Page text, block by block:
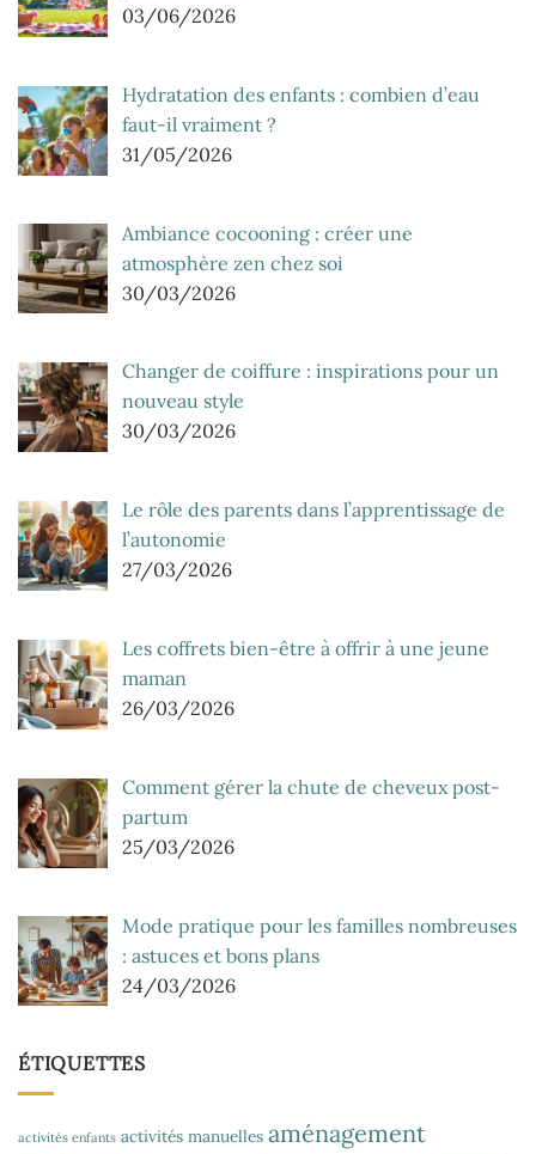
03/06/2026
Hydratation des enfants : combien d’eau
faut-il vraiment ?
31/05/2026
Ambiance cocooning : créer une
atmosphère zen chez soi
30/03/2026
Changer de coiffure : inspirations pour un
nouveau style
30/03/2026
Le rôle des parents dans l’apprentissage de
l’autonomie
27/03/2026
Les coffrets bien-être à offrir à une jeune
maman
26/03/2026
Comment gérer la chute de cheveux post-
partum
25/03/2026
Mode pratique pour les familles nombreuses
: astuces et bons plans
24/03/2026
ÉTIQUETTES
activités enfants activités manuelles aménagement